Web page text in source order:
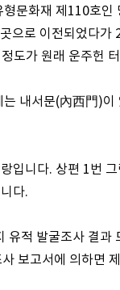
문화재 제110호
으로 이전되었다
도가 원래 운주헌
내서문(內西門)
입니다. 상편 1번
다.
유적 발굴조사 결
보고서에 의하면